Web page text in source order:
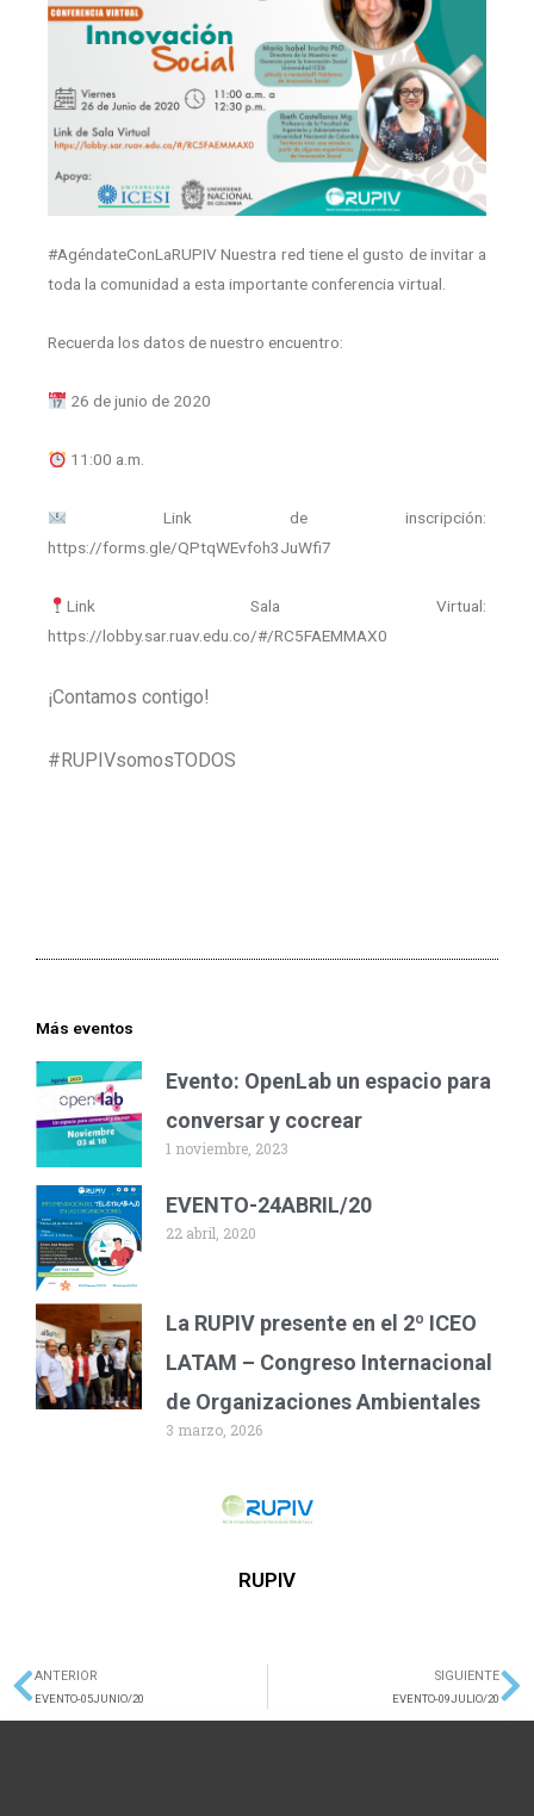
RUPIV
#AgéndateConLaRUPIV Nuestra red tiene el gusto de invitar a
toda la comunidad a esta importante conferencia virtual.
Recuerda los datos de nuestro encuentro:
26 de junio de 2020
11:00 a.m.
Link de inscripción:
https://forms.gle/QPtqWEvfoh3JuWfi7
Link Sala Virtual:
https://lobby.sar.ruav.edu.co/#/RC5FAEMMAX0
¡Contamos contigo!
#RUPIVsomosTODOS
Más eventos
Evento: OpenLab un espacio para
conversar y cocrear
1 noviembre, 2023
EVENTO-24ABRIL/20
22 abril, 2020
La RUPIV presente en el 2º ICEO
LATAM – Congreso Internacional
de Organizaciones Ambientales
3 marzo, 2026
Ant
ANTERIOR
EVENTO-05JUNIO/20
SIGUIENTE
EVENTO-09JULIO/20